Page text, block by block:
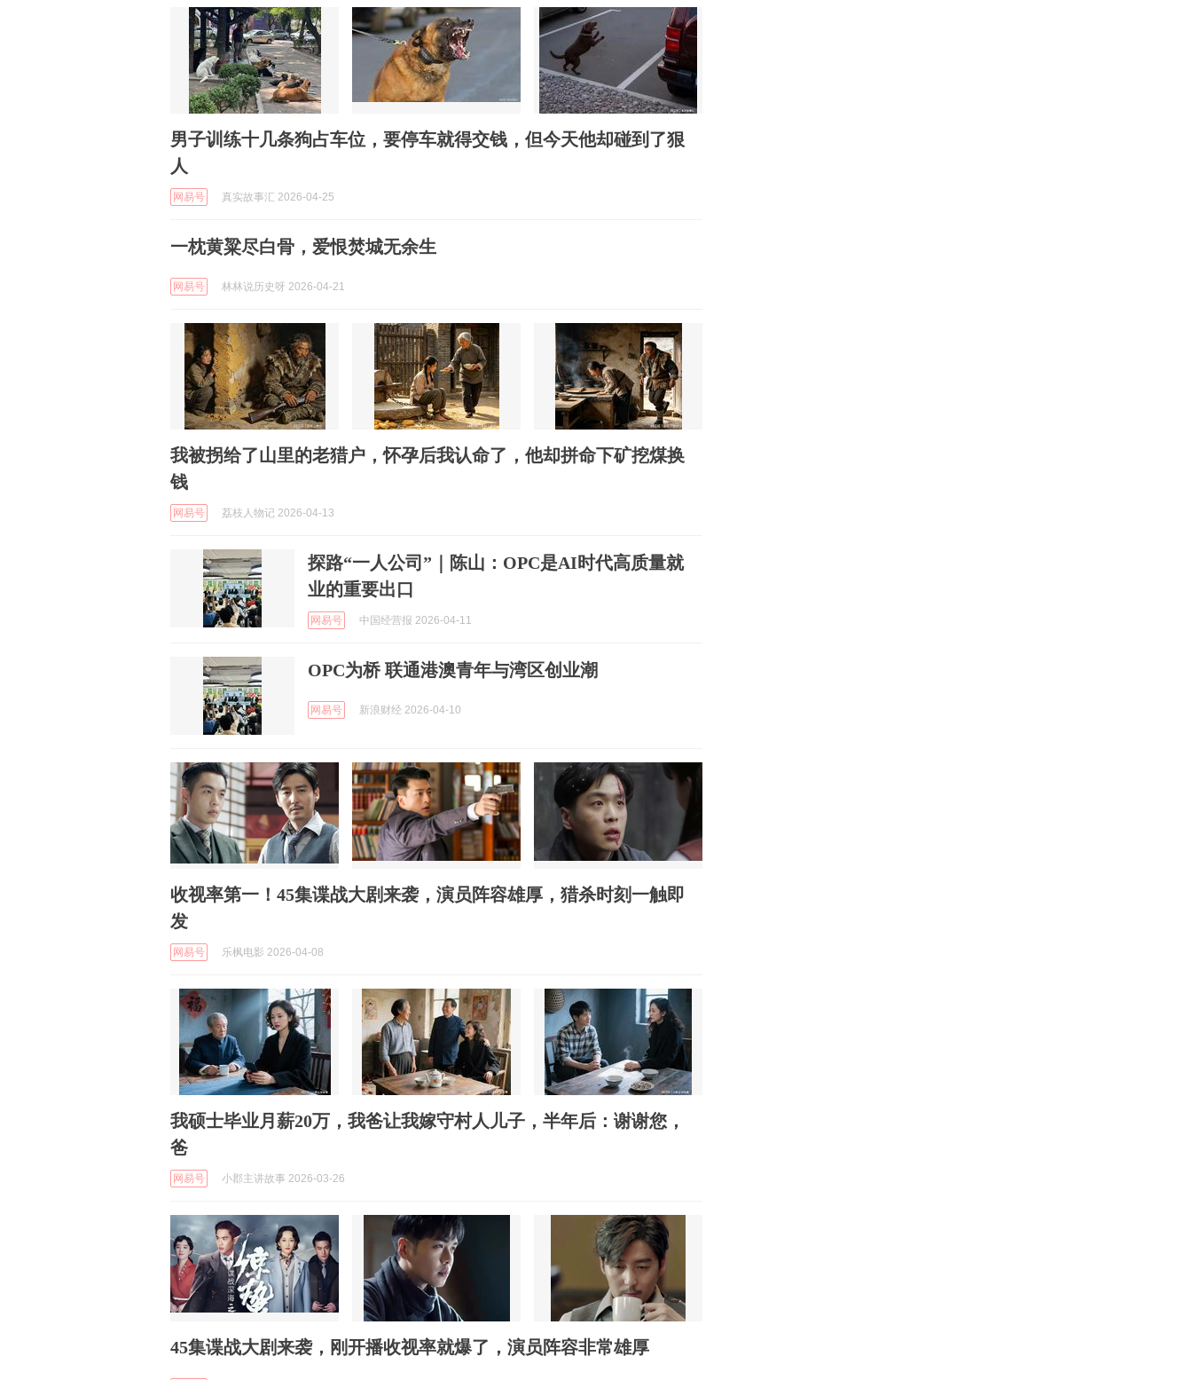
男子训练十几条狗占车位，要停车就得交钱，但今天他却碰到了狠
人
网易号 真实故事汇 2026-04-25
一枕黄粱尽白骨，爱恨焚城无余生
网易号 林林说历史呀 2026-04-21
我被拐给了山里的老猎户，怀孕后我认命了，他却拼命下矿挖煤换
钱
网易号 荔枝人物记 2026-04-13
探路“一人公司”｜陈山：OPC是AI时代高质量就
业的重要出口
网易号 中国经营报 2026-04-11
OPC为桥 联通港澳青年与湾区创业潮
网易号 新浪财经 2026-04-10
收视率第一！45集谍战大剧来袭，演员阵容雄厚，猎杀时刻一触即
发
网易号 乐枫电影 2026-04-08
我硕士毕业月薪20万，我爸让我嫁守村人儿子，半年后：谢谢您，
爸
网易号 小郡主讲故事 2026-03-26
45集谍战大剧来袭，刚开播收视率就爆了，演员阵容非常雄厚